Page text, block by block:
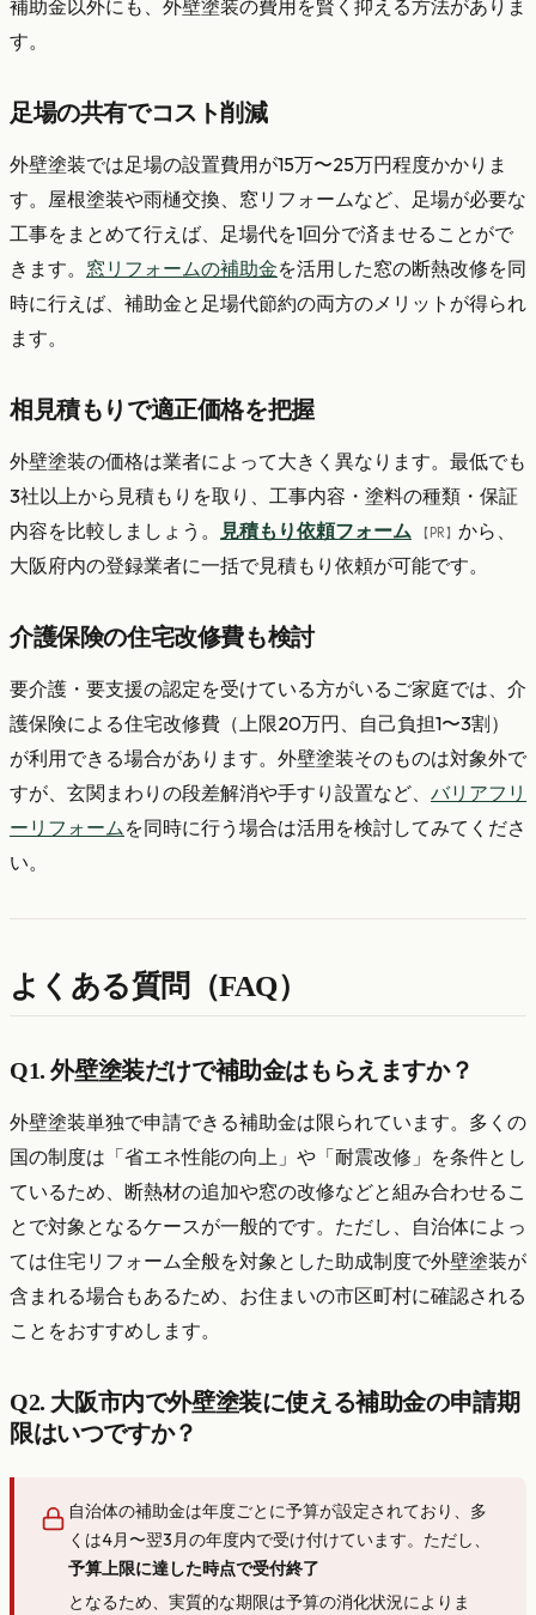
補助金以外にも、外壁塗装の費用を賢く抑える方法がありま
す。
足場の共有でコスト削減
外壁塗装では足場の設置費用が15万〜25万円程度かかりま
す。屋根塗装や雨樋交換、窓リフォームなど、足場が必要な
工事をまとめて行えば、足場代を1回分で済ませることがで
きます。 窓リフォームの補助金を活用した窓の断熱改修を同
時に行えば、補助金と足場代節約の両方のメリットが得られ
ます。
相見積もりで適正価格を把握
外壁塗装の価格は業者によって大きく異なります。最低でも
3社以上から見積もりを取り、工事内容・塗料の種類・保証
内容を比較しましょう。
見積もり依頼フォーム 【PR】 から、
大阪府内の登録業者に一括で見積もり依頼が可能です。
介護保険の住宅改修費も検討
要介護・要支援の認定を受けている方がいるご家庭では、介
護保険による住宅改修費（上限20万円、自己負担1〜3割）
が利用できる場合があります。外壁塗装そのものは対象外で
すが、玄関まわりの段差解消や手すり設置など、 バリアフリ
ーリフォームを同時に行う場合は活用を検討してみてくださ
い。
よくある質問（FAQ）
Q1. 外壁塗装だけで補助金はもらえますか？
外壁塗装単独で申請できる補助金は限られています。多くの
国の制度は「省エネ性能の向上」や「耐震改修」を条件とし
ているため、断熱材の追加や窓の改修などと組み合わせるこ
とで対象となるケースが一般的です。ただし、自治体によっ
ては住宅リフォーム全般を対象とした助成制度で外壁塗装が
含まれる場合もあるため、お住まいの市区町村に確認される
ことをおすすめします。
Q2. 大阪市内で外壁塗装に使える補助金の申請期
限はいつですか？
自治体の補助金は年度ごとに予算が設定されており、多
くは4月〜翌3月の年度内で受け付けています。ただし、
予算上限に達した時点で受付終了
となるため、実質的な期限は予算の消化状況によりま